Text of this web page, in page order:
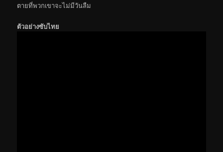
ตายที่พวกเขาจะไม่มีวันลืม
ตัวอย่างซับไทย